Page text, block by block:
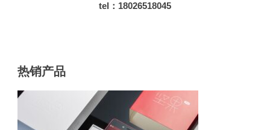
tel：18026518045
热销产品